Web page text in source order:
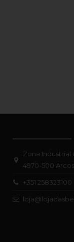
Zona Industrial
4970-500
+351 258323100